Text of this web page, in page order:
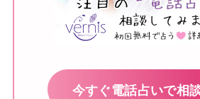
今すぐ電話占いで相